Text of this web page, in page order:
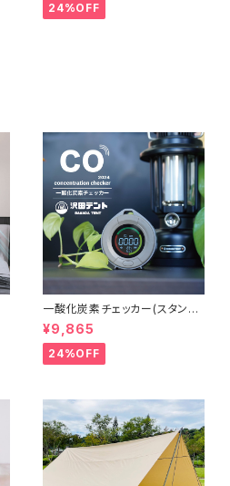
24%OFF
一酸化炭素チェッカー(スタンダ
ードモデル)
¥9,865
24%OFF